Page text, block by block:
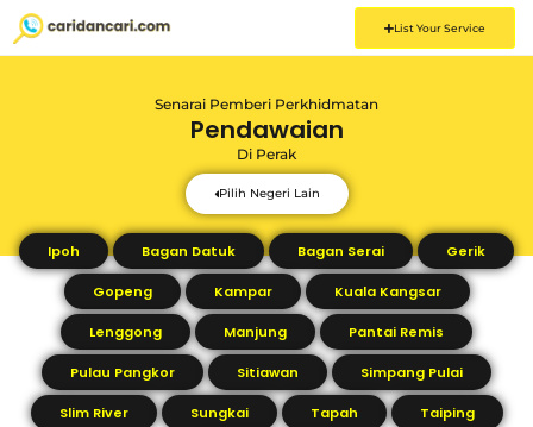
List Your Service
Senarai Pemberi Perkhidmatan
Pendawaian
Di Perak
Pilih Negeri Lain
Ipoh Bagan Datuk Bagan Serai Gerik
Gopeng Kampar Kuala Kangsar
Lenggong Manjung Pantai Remis
Pulau Pangkor Sitiawan Simpang Pulai
Slim River Sungkai Tapah Taiping